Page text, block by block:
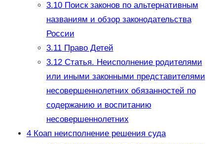
3.10Поиск законов по альтернативным
названиям и обзор законодательства
России
3.11Право Детей
3.12Статья. Неисполнение родителями
или иными законными представителями
несовершеннолетних обязанностей по
содержанию и воспитанию
несовершеннолетних
4Коап неисполнение решения суда